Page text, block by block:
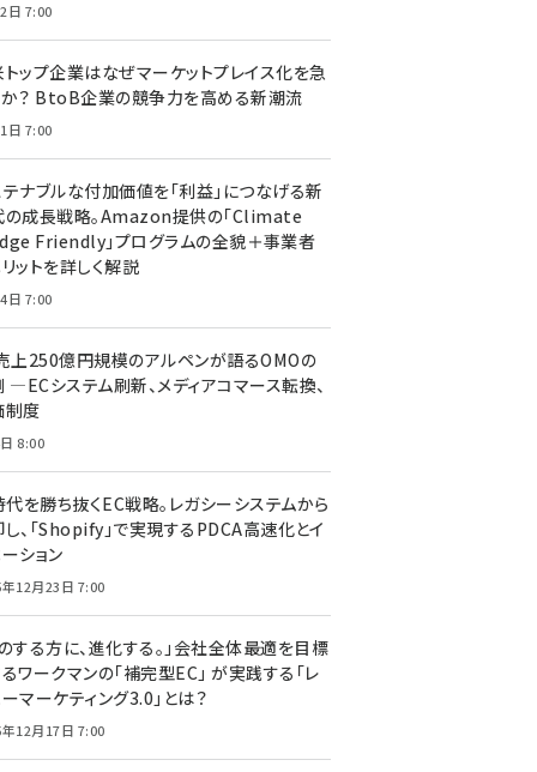
日 7:00
ップ企業はなぜマーケットプレイス化を急
か？ BtoB企業の競争力を高める新潮流
日 7:00
ナブルな付加価値を「利益」につなげる新
の成長戦略。Amazon提供の「Climate
Friendly」プログラムの全貌＋事業者
ットを詳しく解説
日 7:00
上250億円規模のアルペンが語るOMOの
―ECシステム刷新、メディアコマース転換、
制度
8:00
を勝ち抜くEC戦略。レガシーシステムから
、「Shopify」で実現するPDCA高速化とイ
ション
12月23日 7:00
のする方に、進化する。」会社全体最適を目標
ワークマンの「補完型EC」 が実践する「レ
マーケティング3.0」とは？
12月17日 7:00